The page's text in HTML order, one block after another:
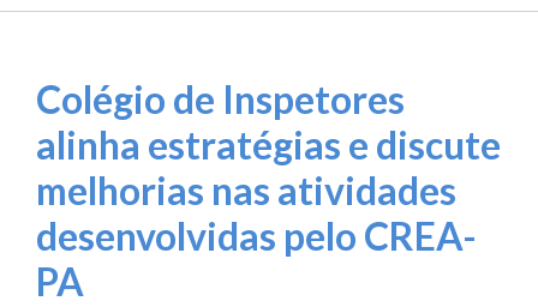
Colégio de Inspetores
alinha estratégias e discute
melhorias nas atividades
desenvolvidas pelo CREA-
PA